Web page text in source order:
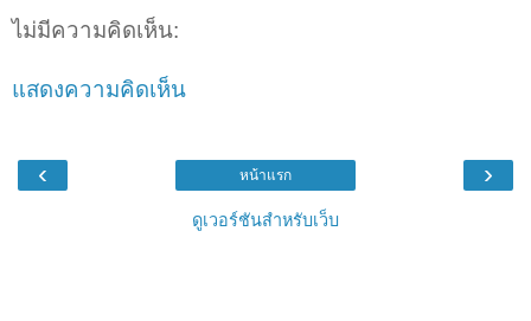
ไม่มีความคิดเห็น:
แสดงความคิดเห็น
‹ ›
หน้าแรก
ดูเวอร์ชันสำหรับเว็บ